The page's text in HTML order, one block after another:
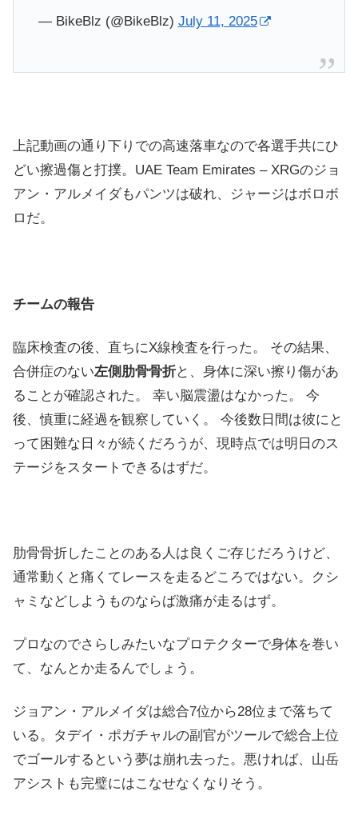
— BikeBlz (@BikeBlz) July 11, 2025
上記動画の通り下りでの高速落車なので各選手共にひ
どい擦過傷と打撲。UAE Team Emirates – XRGのジョ
アン・アルメイダもパンツは破れ、ジャージはボロボ
ロだ。
チームの報告
臨床検査の後、直ちにX線検査を行った。 その結果、
合併症のない左側肋骨骨折と、身体に深い擦り傷があ
ることが確認された。 幸い脳震盪はなかった。 今
後、慎重に経過を観察していく。 今後数日間は彼にと
って困難な日々が続くだろうが、現時点では明日のス
テージをスタートできるはずだ。
肋骨骨折したことのある人は良くご存じだろうけど、
通常動くと痛くてレースを走るどころではない。クシ
ャミなどしようものならば激痛が走るはず。
プロなのでさらしみたいなプロテクターで身体を巻い
て、なんとか走るんでしょう。
ジョアン・アルメイダは総合7位から28位まで落ちて
いる。タデイ・ポガチャルの副官がツールで総合上位
でゴールするという夢は崩れ去った。悪ければ、山岳
アシストも完璧にはこなせなくなりそう。